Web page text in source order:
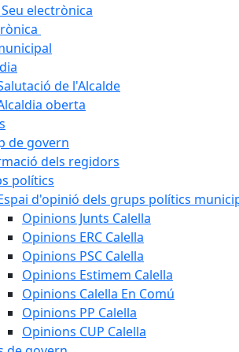
electrònica
de l'Alcalde
oberta
de govern
dels regidors
polítics
d'opinió dels grups polítics
Opinions Junts Calella
Opinions ERC Calella
Opinions PSC Calella
Opinions Estimem Calella
Opinions Calella En Comú
Opinions PP Calella
Opinions CUP Calella